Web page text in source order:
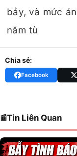
bảy, và mức
năm tù
Chia sẻ:
Facebook
Tin Liên Quan